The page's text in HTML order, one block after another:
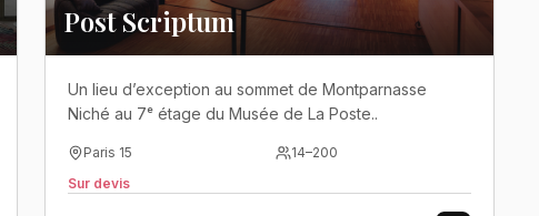
Post Scriptum
Un lieu d’exception au sommet de Montparnasse
Niché au 7ᵉ étage du Musée de La Poste..
Paris 15 14–200
Sur devis